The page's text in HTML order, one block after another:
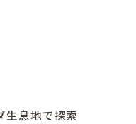
生息地で探索